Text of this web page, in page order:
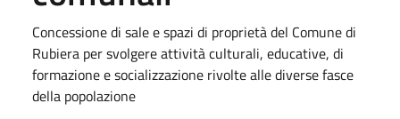
Concessione di sale e spazi di proprietà del Comune di
Rubiera per svolgere attività culturali, educative, di
formazione e socializzazione rivolte alle diverse fasce
della popolazione